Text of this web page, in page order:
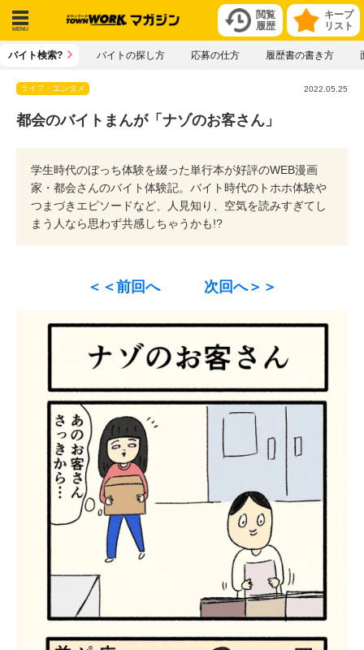
キープ
リスト
閲覧
履歴
メニ
バイト検索? バイトの探し方 応募の仕方 履歴書の書き方
ライフ・エンタメ 2022.05.25
都会のバイトまんが「ナゾのお客さん」
学生時代のぼっち体験を綴った単行本が好評のWEB漫画
家・都会さんのバイト体験記。バイト時代のトホホ体験や
つまづきエピソードなど、人見知り、空気を読みすぎてし
まう人なら思わず共感しちゃうかも!?
＜＜前回へ 次回へ＞＞